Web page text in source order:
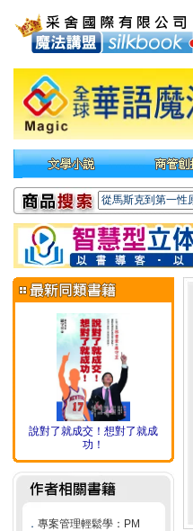
說對了就成交！想對了就成
功！
． 專案管理輕鬆學：PM